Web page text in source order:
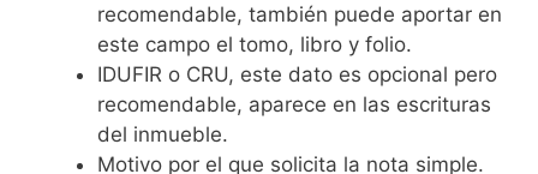
recomendable, también puede aportar en
este campo el tomo, libro y folio.
IDUFIR o CRU, este dato es opcional pero
recomendable, aparece en las escrituras
del inmueble.
Motivo por el que solicita la nota simple.